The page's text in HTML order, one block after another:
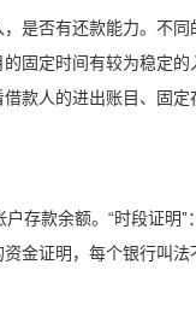
是否有还款能力。不
固定时间有较为稳定
款人的进出账目、固
存款余额。“时段证明
金证明，每个银行叫